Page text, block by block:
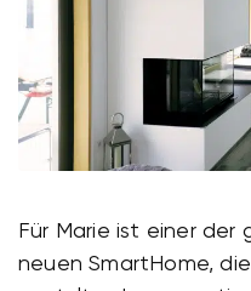
Für Marie ist einer der
neuen SmartHome,